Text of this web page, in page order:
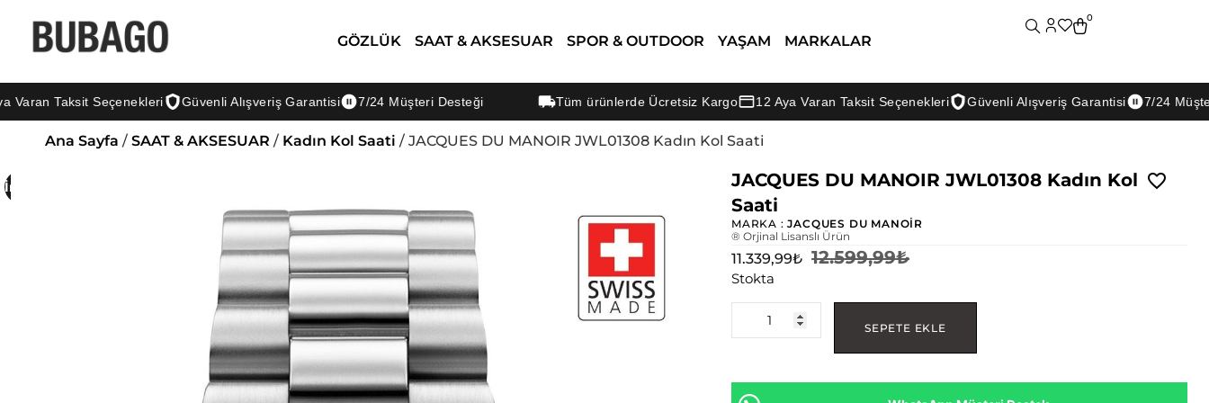
GÖZLÜK SAAT & AKSESUAR SPOR & OUTDOOR YAŞAM MARKALAR
0
Taksit Seçenekleri Güvenli Alışveriş Garantisi 7/24 Müşteri Desteği Tüm ürünlerde Ücretsiz Kargo 12 Aya Varan Taksit Seçenekleri Güvenli Alışveriş Garantisi 7/24 Müşteri
Ana Sayfa / SAAT & AKSESUAR / Kadın Kol Saati / JACQUES DU MANOIR JWL01308 Kadın Kol Saati
İndirim!
JACQUES DU MANOIR JWL01308 Kadın Kol
Saati
MARKA :JACQUES DU MANOİR
® Orjinal Lisanslı Ürün
12.599,99₺
11.339,99₺
Stokta
SEPETE EKLE